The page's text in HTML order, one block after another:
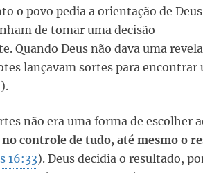
o povo pedia a orientação de Deus
de tomar uma decisão
Quando Deus não dava uma
lançavam sortes para
não era uma forma de escolher
no controle de tudo, até mesmo o
16:33). Deus decidia o resultado,